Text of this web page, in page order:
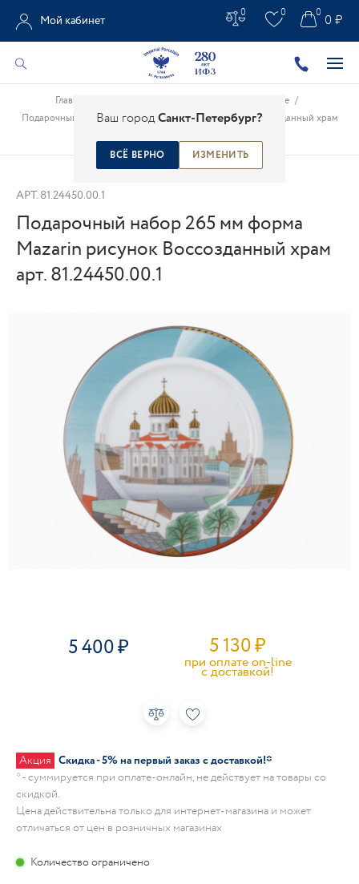
Ваш городСанкт-Петербург?
ВСЁ ВЕРНО ИЗМЕНИТЬ
Мой кабинет
0 0 0 ₽
0
Главная Москва и Петербург в фарфоре /
Подарочный набор 265 мм форма Mazarin рисунок Воссозданный храм
АРТ. 81.24450.00.1
Подарочный набор 265 мм форма
Mazarin рисунок Воссозданный храм
арт. 81.24450.00.1
5 400 5 130₽
при оплате on-line
c доставкой!
Акция Скидка - 5% на первый заказ с доставкой!*
* - суммируется при оплате-онлайн, не действует на товары со
скидкой.
Цена действительна только для интернет-магазина и может
отличаться от цен в розничных магазинах
Количество ограничено